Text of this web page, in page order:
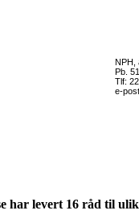
NPH,
Pb.
Tlf:
e-
levert 16 råd til